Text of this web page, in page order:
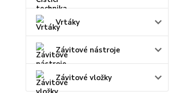
Vrtáky
Závitové nástroje
Závitové vložky